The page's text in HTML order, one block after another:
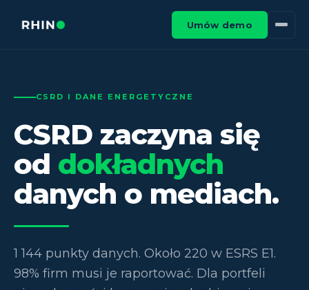
Umów demo
CSRD I DANE ENERGETYCZNE
CSRD zaczyna się
od dokładnych
danych o mediach.
1 144 punkty danych. Około 220 w ESRS E1.
98% firm musi je raportować. Dla portfeli